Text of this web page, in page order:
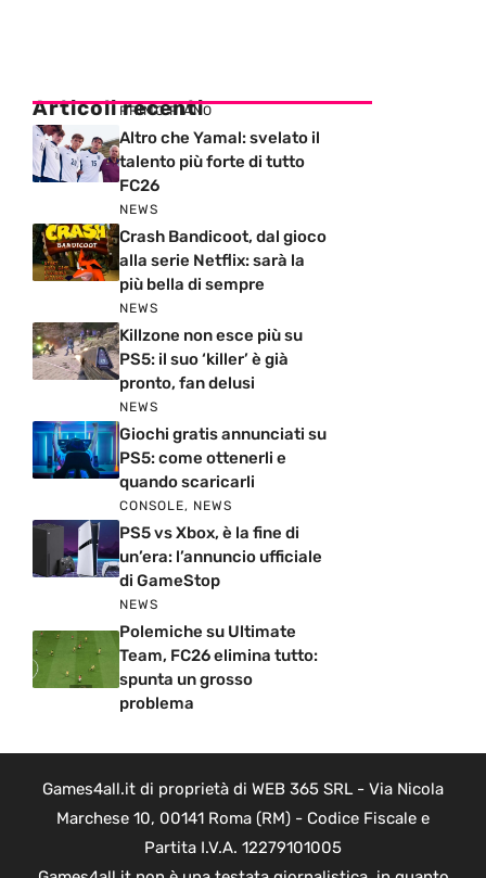
Articoli recenti
PRIMO PIANO
Altro che Yamal: svelato il
talento più forte di tutto
FC26
NEWS
Crash Bandicoot, dal gioco
alla serie Netflix: sarà la
più bella di sempre
NEWS
Killzone non esce più su
PS5: il suo ‘killer’ è già
pronto, fan delusi
NEWS
Giochi gratis annunciati su
PS5: come ottenerli e
quando scaricarli
CONSOLE, NEWS
PS5 vs Xbox, è la fine di
un’era: l’annuncio ufficiale
di GameStop
NEWS
Polemiche su Ultimate
Team, FC26 elimina tutto:
spunta un grosso
problema
Games4all.it di proprietà di WEB 365 SRL - Via Nicola
Marchese 10, 00141 Roma (RM) - Codice Fiscale e
Partita I.V.A. 12279101005